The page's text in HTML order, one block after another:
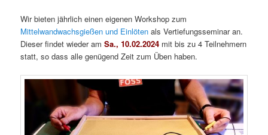
Wir bieten jährlich einen eigenen Workshop zum
Mittelwandwachsgießen und Einlöten als Vertiefungsseminar an.
Dieser findet wieder amSa., 10.02.2024 mit bis zu 4 Teilnehmern
statt, so dass alle genügend Zeit zum Üben haben.